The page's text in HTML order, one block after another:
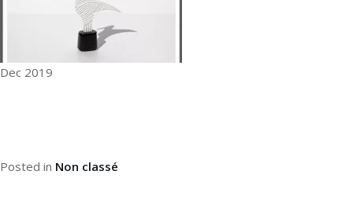
Dec 2019
Posted in Non classé